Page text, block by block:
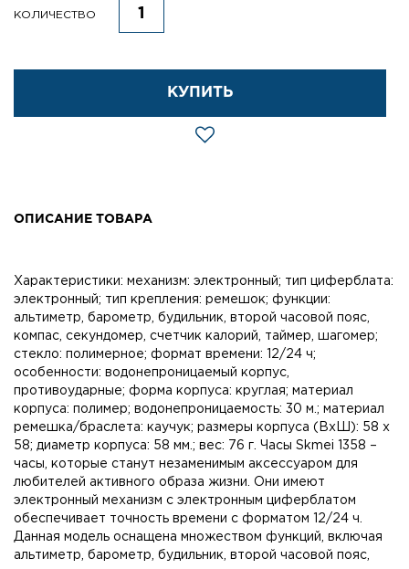
КОЛИЧЕСТВО
КУПИТЬ
ОПИСАНИЕ ТОВАРА
Характеристики: механизм: электронный; тип циферблата:
электронный; тип крепления: ремешок; функции:
альтиметр, барометр, будильник, второй часовой пояс,
компас, секундомер, счетчик калорий, таймер, шагомер;
стекло: полимерное; формат времени: 12/24 ч;
особенности: водонепроницаемый корпус,
противоударные; форма корпуса: круглая; материал
корпуса: полимер; водонепроницаемость: 30 м.; материал
ремешка/браслета: каучук; размеры корпуса (ВхШ): 58 х
58; диаметр корпуса: 58 мм.; вес: 76 г. Часы Skmei 1358 –
часы, которые станут незаменимым аксессуаром для
любителей активного образа жизни. Они имеют
электронный механизм с электронным циферблатом
обеспечивает точность времени с форматом 12/24 ч.
Данная модель оснащена множеством функций, включая
альтиметр, барометр, будильник, второй часовой пояс,